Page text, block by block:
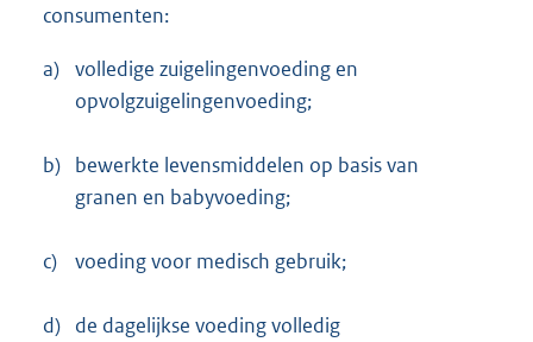
consumenten:
a) volledige zuigelingenvoeding en
opvolgzuigelingenvoeding;
b) bewerkte levensmiddelen op basis van
granen en babyvoeding;
c) voeding voor medisch gebruik;
d) de dagelijkse voeding volledig